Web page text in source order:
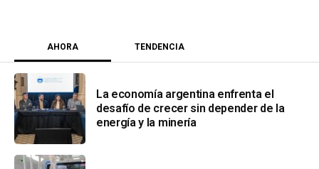
AHORA TENDENCIA
La economía argentina enfrenta el
desafío de crecer sin depender de la
energía y la minería